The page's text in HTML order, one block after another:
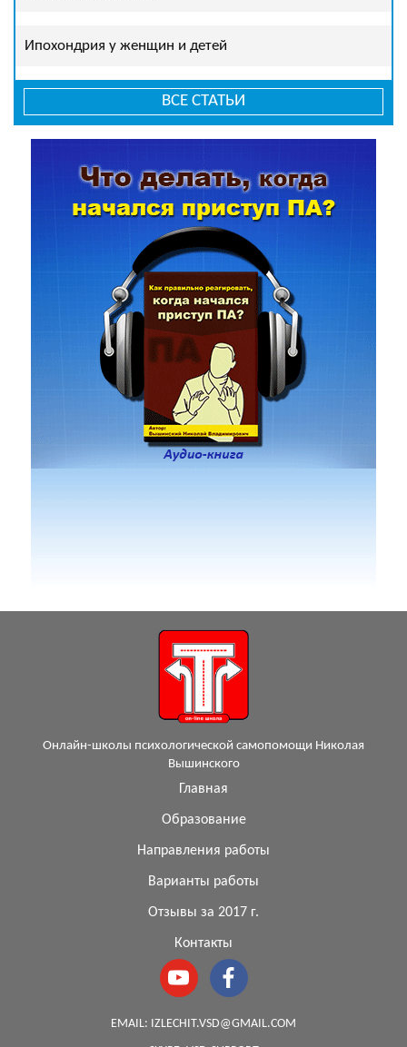
Ипохондрия у женщин и детей
ВСЕ СТАТЬИ
Онлайн-школы психологической самопомощи Николая
Вышинского
Главная
Образование
Направления работы
Варианты работы
Отзывы за 2017 г.
Контакты
EMAIL: IZLECHIT.VSD@GMAIL.COM